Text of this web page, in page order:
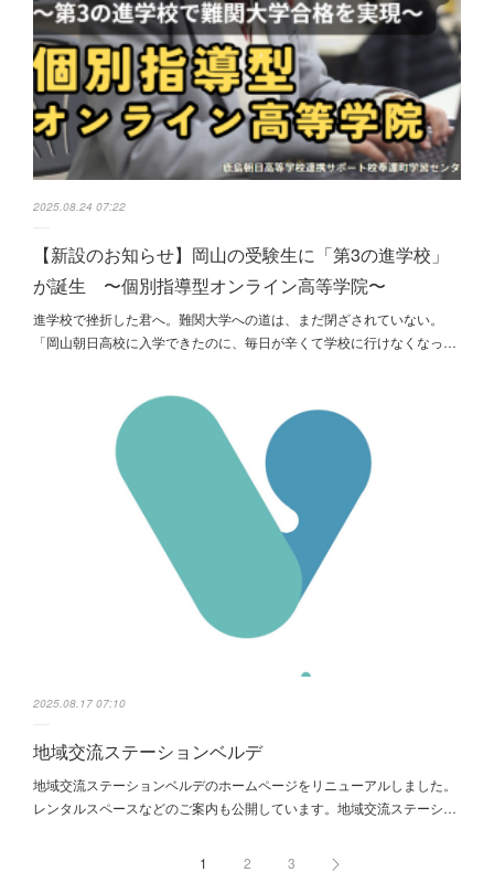
2025.08.24 07:22
【新設のお知らせ】岡山の受験生に「第3の進学校」
が誕生 〜個別指導型オンライン高等学院〜
進学校で挫折した君へ。難関大学への道は、まだ閉ざされていない。
「岡山朝日高校に入学できたのに、毎日が辛くて学校に行けなくなっ…
2025.08.17 07:10
地域交流ステーションベルデ
地域交流ステーションベルデのホームページをリニューアルしました。
レンタルスペースなどのご案内も公開しています。地域交流ステーシ…
1 2 3